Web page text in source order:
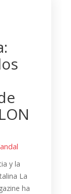
y la
La
ha